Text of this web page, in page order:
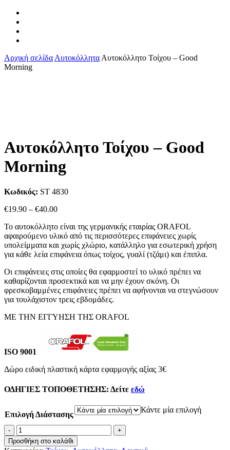
Αρχική σελίδα Αυτοκόλλητα Αυτοκόλλητο Τοίχου – Good
Morning
Αυτοκόλλητο Τοίχου – Good
Morning
Κωδικός: ST 4830
€19.90 – €40.00Price
€19.90
through
€40.00
Το αυτοκόλλητο είναι της γερμανικής εταιρίας ORAFOL
αφαιρούμενο υλικό από τις περισσότερες επιφάνειες χωρίς
υπολείμματα και χωρίς χλώριο, κατάλληλο για εσωτερική χρήση
για κάθε λεία επιφάνεια όπως τοίχος, γυαλί (τζάμι) και έπιπλα.
Οι επιφάνειες στις οποίες θα εφαρμοστεί το υλικό πρέπει να
καθαρίζονται προσεκτικά και να μην έχουν σκόνη. Οι
φρεσκοβαμμένες επιφάνειες πρέπει να αφήνονται να στεγνώσουν
για τουλάχιστον τρεις εβδομάδες.
ΜΕ ΤΗΝ ΕΓΓΥΗΣΗ ΤΗΣ ORAFOL
ISO 9001
Δώρο ειδική πλαστική κάρτα εφαρμογής αξίας 3€
ΟΔΗΓΙΕΣ ΤΟΠΟΘΕΤΗΣΗΣ: Δείτε εδώ
Επιλογή Διάστασης
Κάντε μία επιλογή
Αυτοκόλλητο
Τοίχου
-
Προσθήκη στο καλάθι